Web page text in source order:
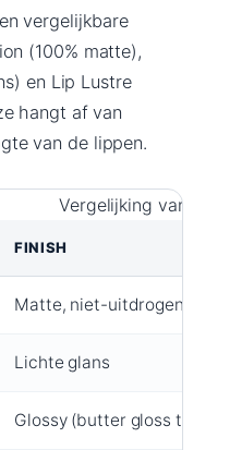
vergelijkbare
(100% matte),
en Lip Lustre
hangt af van
van de lippen.
Vergelijking van
FINISH
Matte, niet-uitdrogend
Lichte glans
Glossy (butter gloss textuur)